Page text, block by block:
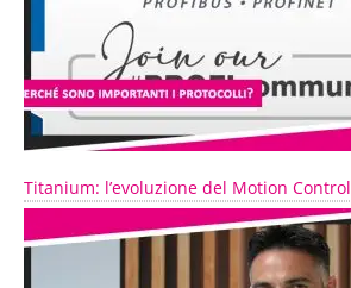
Titanium: l’evoluzione del Motion Control